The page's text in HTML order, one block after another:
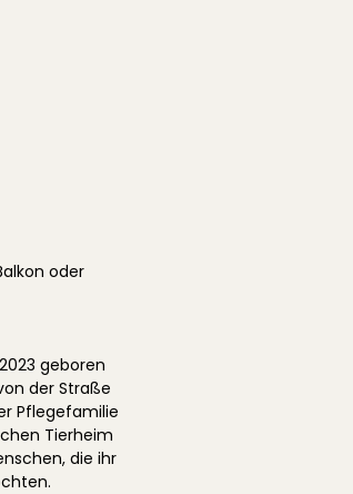
oder
geboren
der Straße
Pflegefamilie
Tierheim
die ihr